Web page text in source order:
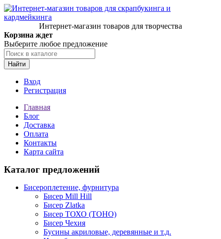
Интернет-магазин товаров для творчества
Корзина ждет
Выберите любое предложение
Найти
Вход
Регистрация
Главная
Блог
Доставка
Оплата
Контакты
Карта сайта
Каталог предложений
Бисероплетение, фурнитура
Бисер Mill Hill
Бисер Zlatka
Бисер ТОХО (TOHO)
Бисер Чехия
Бусины акриловые, деревянные и т.д.